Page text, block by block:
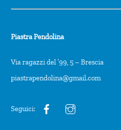
Piastra Pendolina
Via ragazzi del ’99, 5 – Brescia
piastrapendolina@gmail.com
Seguici: